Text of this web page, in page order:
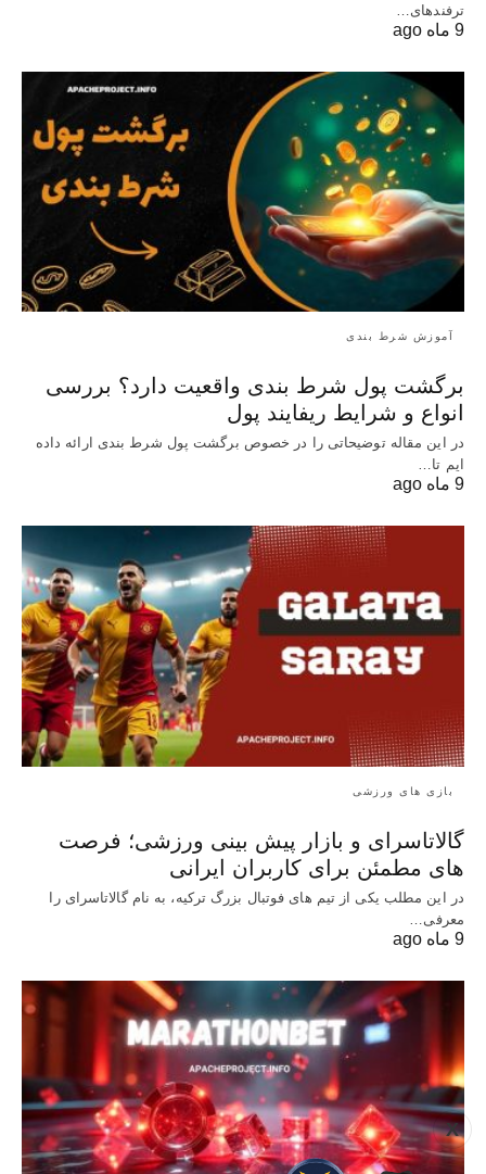
X
ترفندهای…
9 ماه ago
آموزش شرط بندی
برگشت پول شرط بندی واقعیت دارد؟ بررسی
انواع و شرایط ریفایند پول
در این مقاله توضیحاتی را در خصوص برگشت پول شرط بندی ارائه داده
ایم تا…
9 ماه ago
بازی های ورزشی
گالاتاسرای و بازار پیش‌ بینی ورزشی؛ فرصت‌
های مطمئن برای کاربران ایرانی
در این مطلب یکی از تیم های فوتبال بزرگ ترکیه، به نام گالاتاسرای را
معرفی…
9 ماه ago